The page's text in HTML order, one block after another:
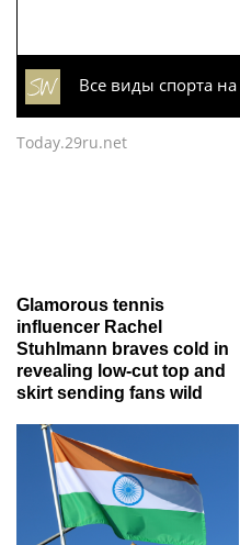
Все виды спорта на
Today.29ru.net
Glamorous tennis
influencer Rachel
Stuhlmann braves cold in
revealing low-cut top and
skirt sending fans wild